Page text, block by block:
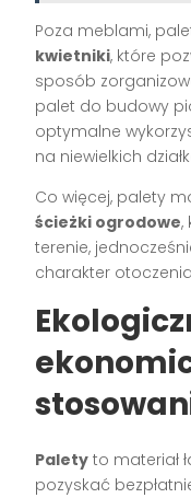
Poza meblami,
kwietniki, które
sposób
palet do budowy
optymalne
na niewielkich
Co więcej, palety
ścieżki ogrodowe,
terenie,
charakter
Palety to materiał
pozyskać